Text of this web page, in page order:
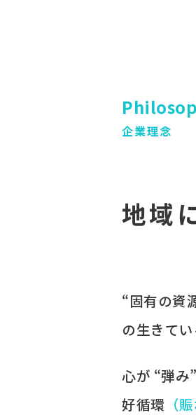
企業理念
地域
“固有の​資
の​生きてい
心が​ “弾み
好循環 （